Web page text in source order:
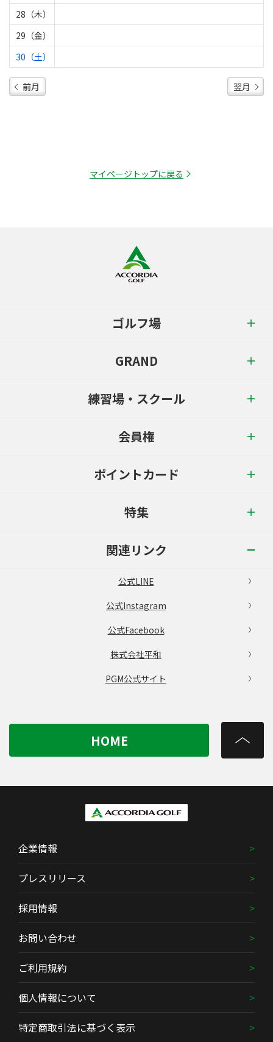
28（木）
29（金）
30（土）
前月 翌月
マイページトップに戻る
ゴルフ場
GRAND
練習場・スクール
会員権
ポイントカード
特集
関連リンク
公式LINE
公式Instagram
公式Facebook
株式会社平和
PGM公式サイト
HOME
企業情報
プレスリリース
採用情報
お問い合わせ
ご利用規約
個人情報について
特定商取引法に基づく表示